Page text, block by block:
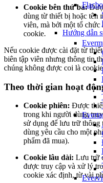
Hướng dẫn
Cookie bên thứ ba:
dùng từ thiết bị hoặc tên
viên, mà bởi một tổ
cookie.
Nếu cookie được cài đặt từ
biên tập viên nhưng thông tin
chúng không được coi là
Theo thời gian hoạt
Cookie phiên: Được
trong khi người dùng
sử dụng để lưu trữ
dùng yêu cầu cho một
phẩm đã mua).
Cookie lâu dài: Lưu trữ
được truy cập và xử lý
cookie xác định, từ vài